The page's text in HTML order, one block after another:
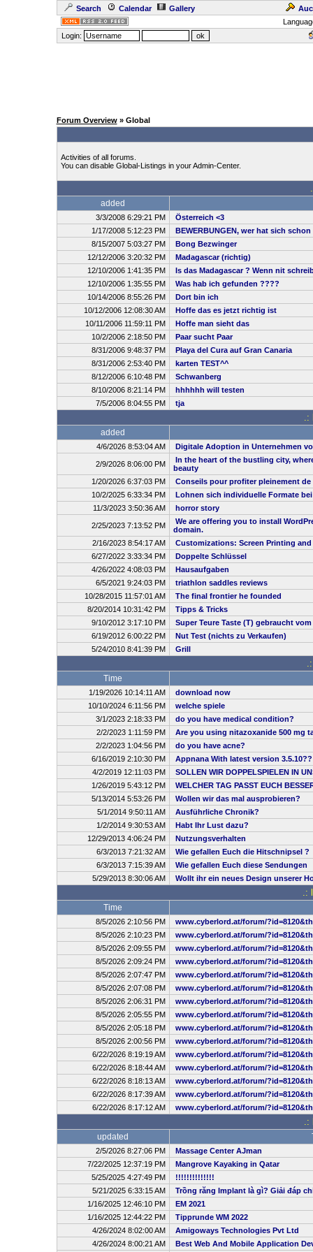
Search Calendar Gallery
Login:
Forum Overview» Global
Activities of all forums.
You can disable Global-Listings in your Admin-Center.
added
3/3/2008 6:29:21 PM
Österreich <3
1/17/2008 5:12:23 PM
BEWERBUNGEN, wer hat sich
8/15/2007 5:03:27 PM
Bong Bezwinger
12/12/2006 3:20:32 PM
Madagascar (richtig)
12/10/2006 1:41:35 PM
Is das Madagascar ? Wenn nit
12/10/2006 1:35:55 PM
Was hab ich gefunden ????
10/14/2006 8:55:26 PM
Dort bin ich
10/12/2006 12:08:30 AM
Hoffe das es jetzt richtig ist
10/11/2006 11:59:11 PM
Hoffe man sieht das
10/2/2006 2:18:50 PM
Paar sucht Paar
8/31/2006 9:48:37 PM
Playa del Cura auf Gran Canaria
8/31/2006 2:53:40 PM
karten TEST^^
8/12/2006 6:10:48 PM
Schwanberg
8/10/2006 8:21:14 PM
hhhhhh will testen
7/5/2006 8:04:55 PM
tja
.:
added
4/6/2026 8:53:04 AM Digitale Adoption in Unternehmen
2/9/2026 8:06:00 PM
In the heart of the bustling city,
beauty
1/20/2026 6:37:03 PM
Conseils pour profiter pleinement de
10/2/2025 6:33:34 PM
Lohnen sich individuelle Formate
11/3/2023 3:50:36 AM
horror story
2/25/2023 7:13:52 PM
We are offering you to install
domain.
2/16/2023 8:54:17 AM
Customizations: Screen Printing and
6/27/2022 3:33:34 PM
Doppelte Schlüssel
4/26/2022 4:08:03 PM
Hausaufgaben
6/5/2021 9:24:03 PM
triathlon saddles reviews
10/28/2015 11:57:01 AM
The final frontier he founded
8/20/2014 10:31:42 PM
Tipps & Tricks
9/10/2012 3:17:10 PM
Super Teure Taste (T) gebraucht
6/19/2012 6:00:22 PM
Nut Test (nichts zu Verkaufen)
5/24/2010 8:41:39 PM
Grill
Time
1/19/2026 10:14:11 AM
download now
10/10/2024 6:11:56 PM
welche spiele
3/1/2023 2:18:33 PM
do you have medical condition?
2/2/2023 1:11:59 PM
Are you using nitazoxanide 500 mg
2/2/2023 1:04:56 PM
do you have acne?
6/16/2019 2:10:30 PM
Appnana With latest version 3.5.10??
4/2/2019 12:11:03 PM
SOLLEN WIR DOPPELSPIELEN IN
1/26/2019 5:43:12 PM
WELCHER TAG PASST EUCH
5/13/2014 5:53:26 PM
Wollen wir das mal ausprobieren?
5/1/2014 9:50:11 AM
Ausführliche Chronik?
1/2/2014 9:30:53 AM
Habt Ihr Lust dazu?
12/29/2013 4:06:24 PM
Nutzungsverhalten
6/3/2013 7:21:32 AM
Wie gefallen Euch die Hitschnipsel ?
6/3/2013 7:15:39 AM
Wie gefallen Euch diese Sendungen
5/29/2013 8:30:06 AM
Wollt ihr ein neues Design unserer
.:
Time
8/5/2026 2:10:56 PM
www.cyberlord.at/forum/
8/5/2026 2:10:23 PM
www.cyberlord.at/forum/
8/5/2026 2:09:55 PM
www.cyberlord.at/forum/
8/5/2026 2:09:24 PM
www.cyberlord.at/forum/
8/5/2026 2:07:47 PM
www.cyberlord.at/forum/
8/5/2026 2:07:08 PM
www.cyberlord.at/forum/
8/5/2026 2:06:31 PM
www.cyberlord.at/forum/
8/5/2026 2:05:55 PM
www.cyberlord.at/forum/
8/5/2026 2:05:18 PM
www.cyberlord.at/forum/
8/5/2026 2:00:56 PM
www.cyberlord.at/forum/
6/22/2026 8:19:19 AM
www.cyberlord.at/forum/
6/22/2026 8:18:44 AM
www.cyberlord.at/forum/
6/22/2026 8:18:13 AM
www.cyberlord.at/forum/
6/22/2026 8:17:39 AM
www.cyberlord.at/forum/
6/22/2026 8:17:12 AM
www.cyberlord.at/forum/
.:
updated
2/5/2026 8:27:06 PM
Massage Center AJman
7/22/2025 12:37:19 PM
Mangrove Kayaking in Qatar
5/25/2025 4:27:49 PM
!!!!!!!!!!!!!!
5/21/2025 6:33:15 AM
Trồng răng Implant là gì? Giải đáp
1/16/2025 12:46:10 PM
EM 2021
1/16/2025 12:44:22 PM
Tipprunde WM 2022
4/26/2024 8:02:00 AM
Amigoways Technologies Pvt Ltd
4/26/2024 8:00:21 AM
Best Web And Mobile Application